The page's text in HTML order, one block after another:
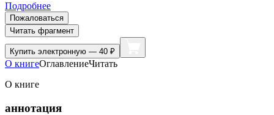
Подробнее
Пожаловаться
Читать фрагмент
Купить электронную — 40 ₽
О книгеОглавлениеЧитать
О книге
аннотация